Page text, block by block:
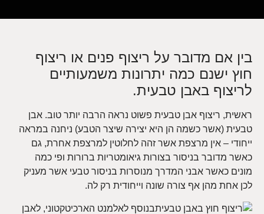
בין אם מדובר על ריצוף פנים או ריצוף
חוץ ישנם כמה יתרונות משמעותיים
לריצוף באבן טבעית.
ראשית, ריצוף אבן טבעית פשוט נראה הרבה יותר טוב. אבן
טבעית (אשר כשמה הן היא יצירה שיצר הטבע) ניחנה במראה
ייחודי – אין מרצפת אשר זהה לחלוטין למרצפת אחרת, גם
כאשר מדובר בניסור בצורות גיאומטריות ברורות ופי כמה
מונים כאשר אבני המדרך מנוסרות בניסור טבעי אשר מעניק
לכן אחת מהן אף צורה שונה וייחודית רק לה.
בנוסף לאלמנט הארכיטקטוני, לאבן